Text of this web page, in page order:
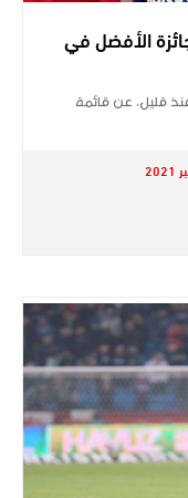
الأفضل في
قليل، عن قائمة